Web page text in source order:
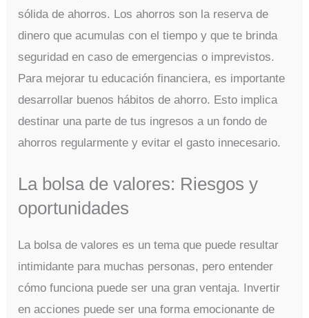
sólida de ahorros. Los ahorros son la reserva de
dinero que acumulas con el tiempo y que te brinda
seguridad en caso de emergencias o imprevistos.
Para mejorar tu educación financiera, es importante
desarrollar buenos hábitos de ahorro. Esto implica
destinar una parte de tus ingresos a un fondo de
ahorros regularmente y evitar el gasto innecesario.
La bolsa de valores: Riesgos y
oportunidades
La bolsa de valores es un tema que puede resultar
intimidante para muchas personas, pero entender
cómo funciona puede ser una gran ventaja. Invertir
en acciones puede ser una forma emocionante de